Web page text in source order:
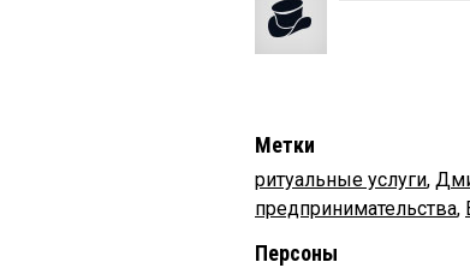
Метки
ритуальные услуги,
предпринимательства,
Персоны